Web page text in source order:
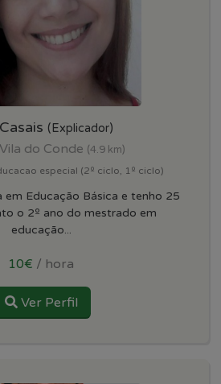
(Explicador)
do Conde (4.9 km)
especial (2º ciclo, 1º ciclo)
em Educação Básica e tenho 25
o 2º ano do mestrado em
educação...
10€ / hora
Ver Perfil